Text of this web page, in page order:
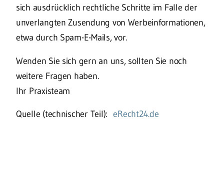
sich ausdrücklich rechtliche Schritte im Falle der
unverlangten Zusendung von Werbeinformationen,
etwa durch Spam-E-Mails, vor.
Wenden Sie sich gern an uns, sollten Sie noch
weitere Fragen haben.
Ihr Praxisteam
Quelle (technischer Teil):eRecht24.de